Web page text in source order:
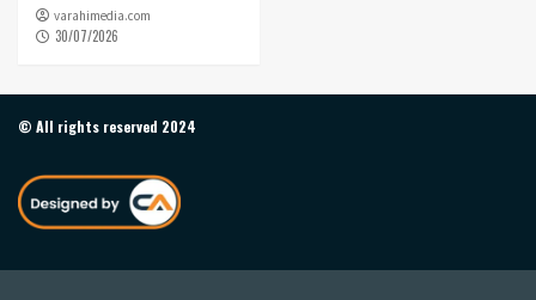
varahimedia.com
30/07/2026
© All rights reserved 2024